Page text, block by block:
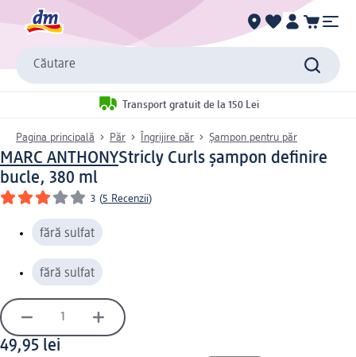
Căutare
Transport gratuit de la 150 Lei
Pagina principală Păr Îngrijire păr Șampon pentru păr
MARC ANTHONYStricly Curls șampon definire
bucle, 380 ml
3 (5 Recenzii)
fără sulfat
fără sulfat
49,95 lei